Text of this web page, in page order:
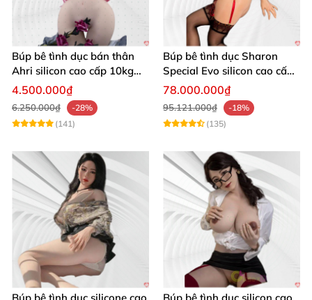
Liên hệ ngay để nhận ưu đãiđặc biệt trong
hôm nay!
Búp bê Gynoid AnDy – Đẹp như thật, cảm xúc như
Búp bê tình dục bán thân
Ahri silicon cao cấp 10kg
chân thật giá rẻ hấp dẫn
4.500.000₫
6.250.000₫
-28%
(141)
Búp bê tình dục Sharon
Special Evo silicon cao cấp
nhập Mỹ chính hãng
78.000.000₫
95.121.000₫
-18%
(135)
Búp bê tình dục silicone cao
Búp bê tình dục silicon cao